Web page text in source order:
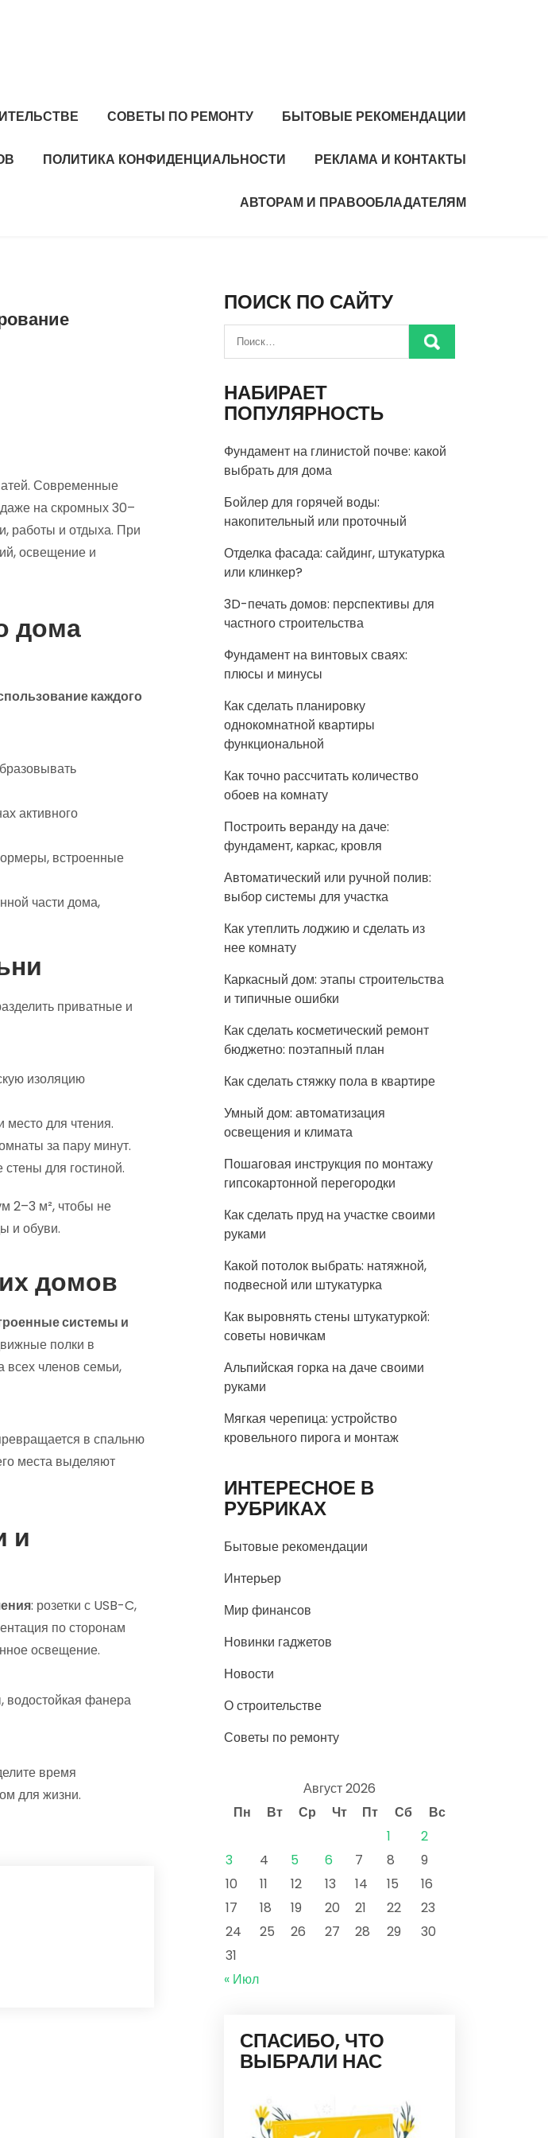
СОВЕТЫ ПО РЕМОНТУ БЫТОВЫЕ РЕКОМЕНДАЦИИ
ПОЛИТИКА КОНФИДЕНЦИАЛЬНОСТИ РЕКЛАМА И КОНТАКТЫ
АВТОРАМ И ПРАВООБЛАДАТЕЛЯМ
Современные
на скромных 30–
работы и отдыха. При
освещение и
дома
каждого
активного
встроенные
части дома,
приватные и
изоляцию
для чтения.
за пару минут.
для гостиной.
2–3 м², чтобы не
и обуви.
домов
системы и
полки в
всех членов семьи,
в спальню
места выделяют
и
: розетки с USB-C,
по сторонам
освещение.
водостойкая фанера
время
для жизни.
ПОИСК ПО САЙТУ
НАБИРАЕТ
ПОПУЛЯРНОСТЬ
Фундамент на глинистой почве: какой
выбрать для дома
Бойлер для горячей воды:
накопительный или проточный
Отделка фасада: сайдинг, штукатурка
или клинкер?
3D-печать домов: перспективы для
частного строительства
Фундамент на винтовых сваях:
плюсы и минусы
Как сделать планировку
однокомнатной квартиры
функциональной
Как точно рассчитать количество
обоев на комнату
Построить веранду на даче:
фундамент, каркас, кровля
Автоматический или ручной полив:
выбор системы для участка
Как утеплить лоджию и сделать из
нее комнату
Каркасный дом: этапы строительства
и типичные ошибки
Как сделать косметический ремонт
бюджетно: поэтапный план
Как сделать стяжку пола в квартире
Умный дом: автоматизация
освещения и климата
Пошаговая инструкция по монтажу
гипсокартонной перегородки
Как сделать пруд на участке своими
руками
Какой потолок выбрать: натяжной,
подвесной или штукатурка
Как выровнять стены штукатуркой:
советы новичкам
Альпийская горка на даче своими
руками
Мягкая черепица: устройство
кровельного пирога и монтаж
ИНТЕРЕСНОЕ В
РУБРИКАХ
Бытовые рекомендации
Интерьер
Мир финансов
Новинки гаджетов
Новости
О строительстве
Советы по ремонту
Август 2026
Пн
Вт Ср Чт Пт Сб
Вс
1
2
3
4 5 6 7 8
9
10
11 12 13 14 15
16
17
18 19 20 21 22
23
24
25 26 27 28 29
30
31
« Июл
СПАСИБО, ЧТО
ВЫБРАЛИ НАС